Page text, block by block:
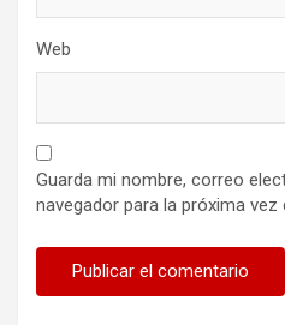
Web
Guarda mi nombre, correo
navegador para la próxima vez